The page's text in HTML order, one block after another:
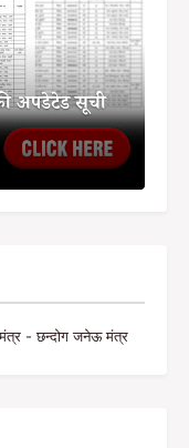
अपडेटेड सूची
मंत्र - छन्दोग जनेऊ मंत्र